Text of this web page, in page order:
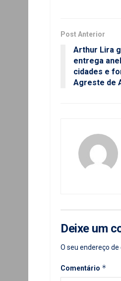
Post Anterior
Arthur Lira
entrega
cidades e
Agreste de
Deixe um
O seu endereço
Comentário *